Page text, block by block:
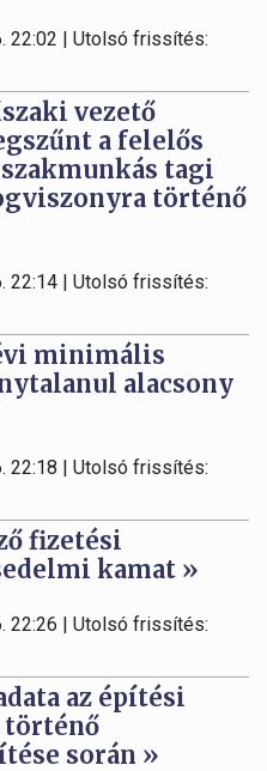
22:02 | Utolsó frissítés:
vezető
a felelős
tagi
történő
22:14 | Utolsó frissítés:
minimális
alacsony
22:18 | Utolsó frissítés:
fizetési
kamat »
22:26 | Utolsó frissítés:
az építési
történő
során »